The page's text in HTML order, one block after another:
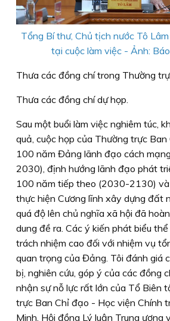
Tổng Bí thư, Chủ tịch nước Tô
tại cuộc làm việc - Ảnh:
Thưa các đồng chí trong Thường
Thưa các đồng chí dự họp.
Sau một buổi làm việc nghiêm túc,
quả, cuộc họp của Thường trực
100 năm Đảng lãnh đạo cách
2030), định hướng lãnh đạo phát
100 năm tiếp theo (2030-2130)
thực hiện Cương lĩnh xây dựng đất
quá độ lên chủ nghĩa xã hội đã
dung đề ra. Các ý kiến phát biểu
trách nhiệm cao đối với nhiệm vụ
quan trọng của Đảng. Tôi đánh giá
bị, nghiên cứu, góp ý của các đồng
nhận sự nỗ lực rất lớn của Tổ Biên
trực Ban Chỉ đạo - Học viện Chính
Minh, Hội đồng Lý luận Trung ương